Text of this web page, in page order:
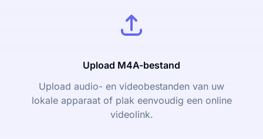
Upload M4A-bestand
Upload audio- en videobestanden van uw
lokale apparaat of plak eenvoudig een online
videolink.